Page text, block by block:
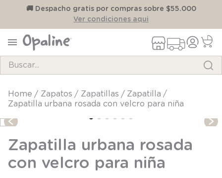
🚚 Despacho gratis por compras sobre $55.000
Ver condiciones aqui
zapatos zapatillas
zapatilla
Zapatilla urbana rosada con velcro para niña
Zapatilla urbana rosada
con velcro para niña
1
pijama
4.
body
5.
manta